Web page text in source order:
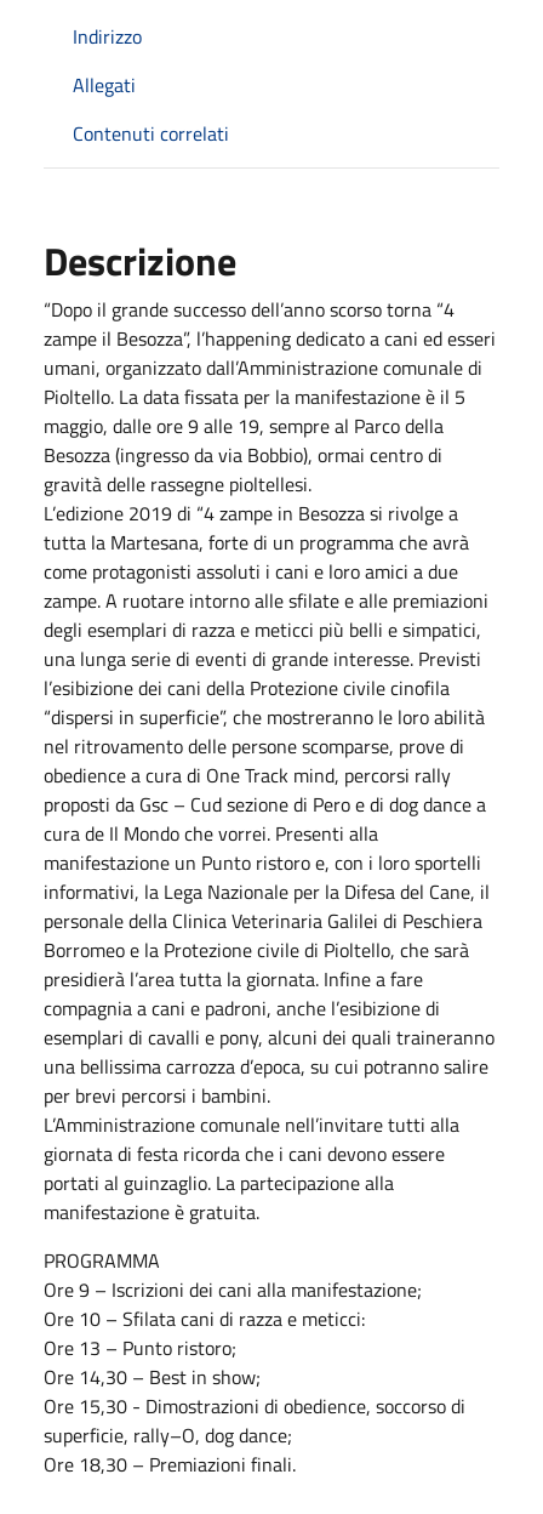
Indirizzo
Allegati
Contenuti correlati
Descrizione
“Dopo il grande successo dell’anno scorso torna “4
zampe il Besozza”, l’happening dedicato a cani ed esseri
umani, organizzato dall’Amministrazione comunale di
Pioltello. La data fissata per la manifestazione è il 5
maggio, dalle ore 9 alle 19, sempre al Parco della
Besozza (ingresso da via Bobbio), ormai centro di
gravità delle rassegne pioltellesi.
L’edizione 2019 di “4 zampe in Besozza si rivolge a
tutta la Martesana, forte di un programma che avrà
come protagonisti assoluti i cani e loro amici a due
zampe. A ruotare intorno alle sfilate e alle premiazioni
degli esemplari di razza e meticci più belli e simpatici,
una lunga serie di eventi di grande interesse. Previsti
l’esibizione dei cani della Protezione civile cinofila
“dispersi in superficie”, che mostreranno le loro abilità
nel ritrovamento delle persone scomparse, prove di
obedience a cura di One Track mind, percorsi rally
proposti da Gsc – Cud sezione di Pero e di dog dance a
cura de Il Mondo che vorrei. Presenti alla
manifestazione un Punto ristoro e, con i loro sportelli
informativi, la Lega Nazionale per la Difesa del Cane, il
personale della Clinica Veterinaria Galilei di Peschiera
Borromeo e la Protezione civile di Pioltello, che sarà
presidierà l’area tutta la giornata. Infine a fare
compagnia a cani e padroni, anche l’esibizione di
esemplari di cavalli e pony, alcuni dei quali traineranno
una bellissima carrozza d’epoca, su cui potranno salire
per brevi percorsi i bambini.
L’Amministrazione comunale nell’invitare tutti alla
giornata di festa ricorda che i cani devono essere
portati al guinzaglio. La partecipazione alla
manifestazione è gratuita.
PROGRAMMA
Ore 9 – Iscrizioni dei cani alla manifestazione;
Ore 10 – Sfilata cani di razza e meticci:
Ore 13 – Punto ristoro;
Ore 14,30 – Best in show;
Ore 15,30 - Dimostrazioni di obedience, soccorso di
superficie, rally–O, dog dance;
Ore 18,30 – Premiazioni finali.